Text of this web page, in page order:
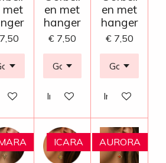
met
en met
hanger
€ 7,50
In winkelwagen
en met
hanger
€ 7,50
In
ICARA AURORA